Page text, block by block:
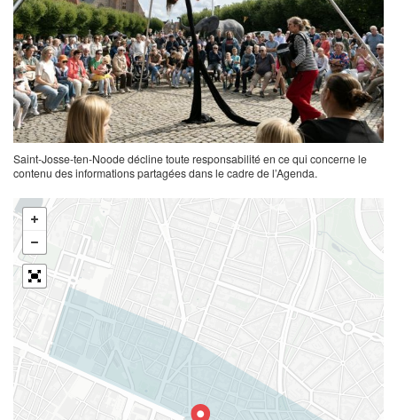
Saint-Josse-ten-Noode décline toute responsabilité en ce qui concerne le
contenu des informations partagées dans le cadre de l’Agenda.